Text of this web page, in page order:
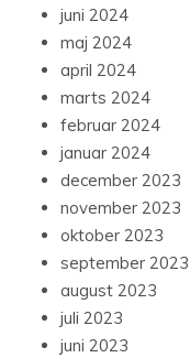
juni 2024
maj 2024
april 2024
marts 2024
februar 2024
januar 2024
december 2023
november 2023
oktober 2023
september 2023
august 2023
juli 2023
juni 2023